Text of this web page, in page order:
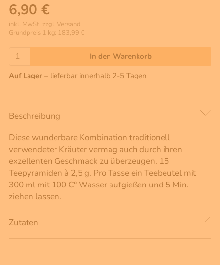
6,90 €
inkl. MwSt, zzgl. Versand
Grundpreis 1 kg: 183,99 €
In den Warenkorb
Auf Lager – lieferbar innerhalb 2-5 Tagen
Beschreibung
Diese wunderbare Kombination traditionell
verwendeter Kräuter vermag auch durch ihren
exzellenten Geschmack zu überzeugen. 15
Teepyramiden à 2,5 g. Pro Tasse ein Teebeutel mit
300 ml mit 100 C° Wasser aufgießen und 5 Min.
ziehen lassen.
Zutaten